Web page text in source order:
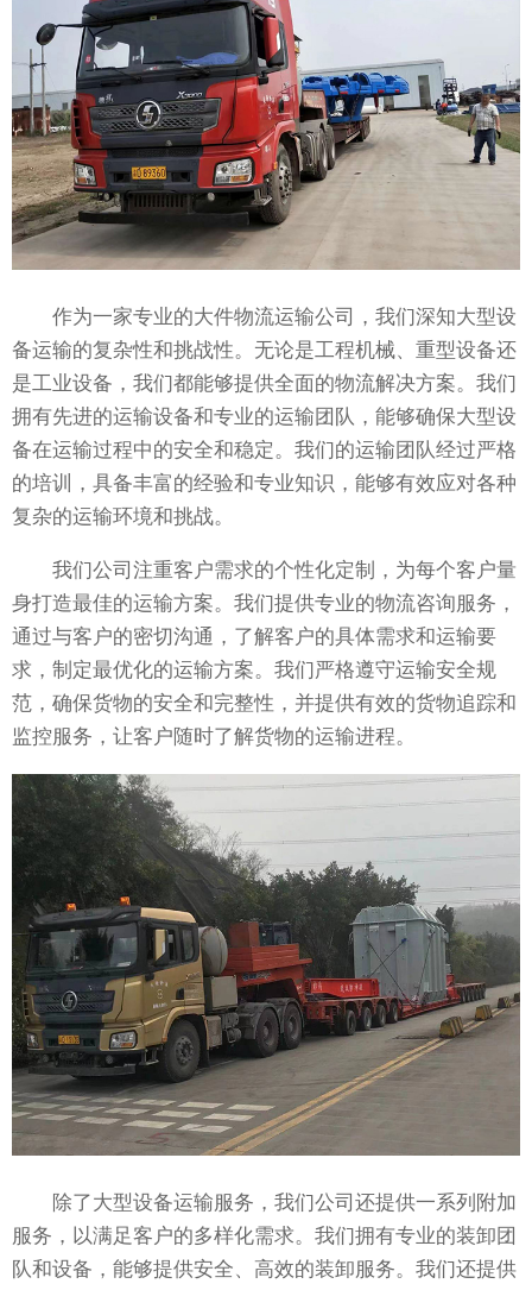
作为一家专业的大件物流运输公司，我们深知大型设
备运输的复杂性和挑战性。无论是工程机械、重型设备还
是工业设备，我们都能够提供全面的物流解决方案。我们
拥有先进的运输设备和专业的运输团队，能够确保大型设
备在运输过程中的安全和稳定。我们的运输团队经过严格
的培训，具备丰富的经验和专业知识，能够有效应对各种
复杂的运输环境和挑战。
我们公司注重客户需求的个性化定制，为每个客户量
身打造最佳的运输方案。我们提供专业的物流咨询服务，
通过与客户的密切沟通，了解客户的具体需求和运输要
求，制定最优化的运输方案。我们严格遵守运输安全规
范，确保货物的安全和完整性，并提供有效的货物追踪和
监控服务，让客户随时了解货物的运输进程。
除了大型设备运输服务，我们公司还提供一系列附加
服务，以满足客户的多样化需求。我们拥有专业的装卸团
队和设备，能够提供安全、高效的装卸服务。我们还提供